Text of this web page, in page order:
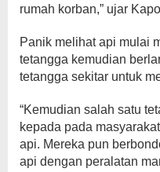
rumah korban,” ujar
Panik melihat api mulai
tetangga kemudian
tetangga sekitar untuk
“Kemudian salah satu
kepada pada
api. Mereka pun
api dengan peralatan